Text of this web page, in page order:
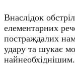
​Внаслідок
елементарних
постраждалих
удару та шукає
найнеобхіднішим.